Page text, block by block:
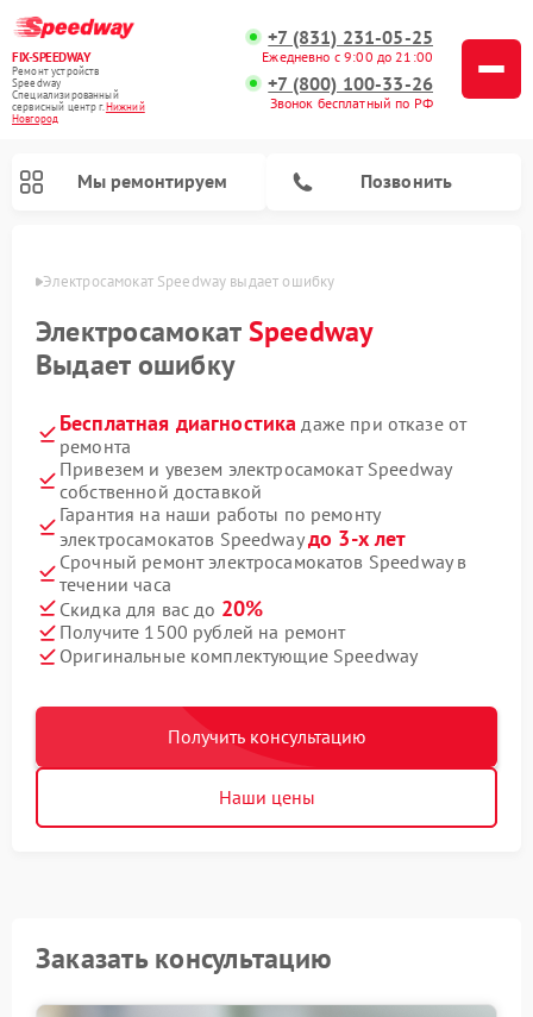
FIX-SPEEDWAY
Ремонт устройств
Speedway
Специализированный
cервисный центр г.Нижний
Новгород
+7 (831) 231-05-25
Ежедневно с 9:00 до 21:00
+7 (800) 100-33-26
Звонок бесплатный по РФ
Мы ремонтируем Позвонить
Электросамокат Speedway выдает ошибку
ЭлектросамокатSpeedway
Выдает ошибку
Бесплатная диагностика даже при отказе от
ремонта
Привезем и увезем электросамокат Speedway
собственной доставкой
Гарантия на наши работы по ремонту
электросамокатов Speedwayдо 3-х лет
Срочный ремонт электросамокатов Speedway в
течении часа
Скидка для вас до 20%
Получите 1500 рублей на ремонт
Оригинальные комплектующие Speedway
Получить консультацию
Наши цены
Заказать консультацию